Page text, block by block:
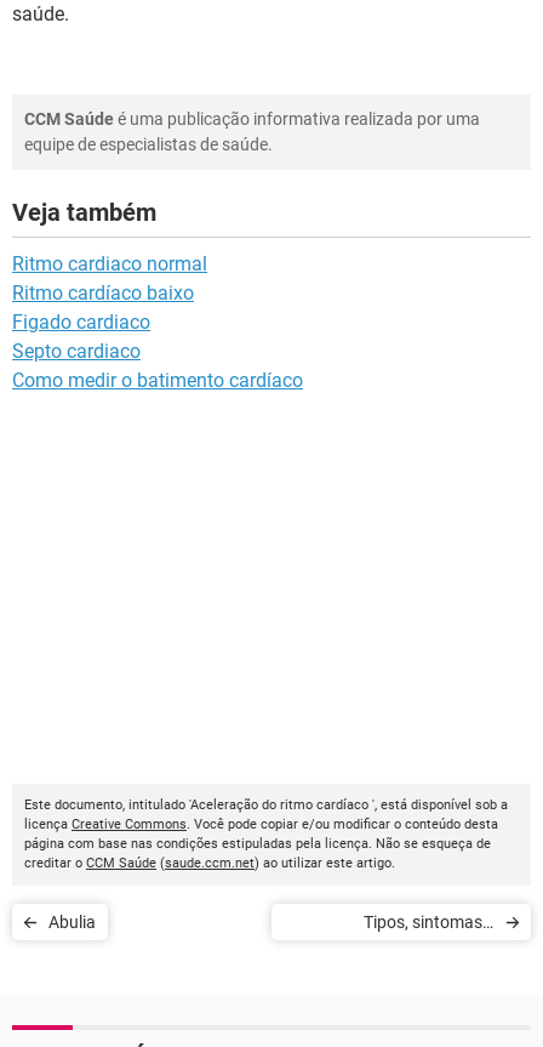
saúde.
CCM Saúdeé uma publicação informativa realizada por uma
equipe de especialistas de saúde.
Veja também
Ritmo cardiaco normal
Ritmo cardíaco baixo
Figado cardiaco
Septo cardiaco
Como medir o batimento cardíaco
Este documento, intitulado 'Aceleração do ritmo cardíaco ', está disponível sob a
licença Creative Commons. Você pode copiar e/ou modificar o conteúdo desta
página com base nas condições estipuladas pela licença. Não se esqueça de
creditar o CCM Saúde (saude.ccm.net) ao utilizar este artigo.
Abulia
Tipos, sintomas e